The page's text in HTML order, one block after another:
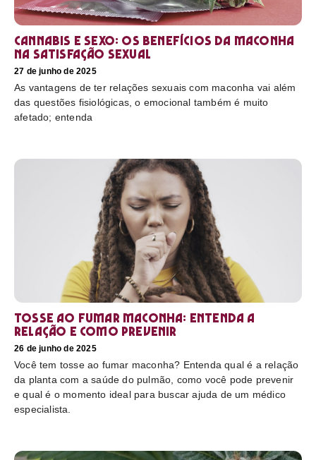
Cannabis e sexo: os benefícios da maconha
na satisfação sexual
27 de junho de 2025
As vantagens de ter relações sexuais com maconha vai além
das questões fisiológicas, o emocional também é muito
afetado; entenda
Tosse ao fumar maconha: Entenda a
relação e como prevenir
26 de junho de 2025
Você tem tosse ao fumar maconha? Entenda qual é a relação
da planta com a saúde do pulmão, como você pode prevenir
e qual é o momento ideal para buscar ajuda de um médico
especialista.